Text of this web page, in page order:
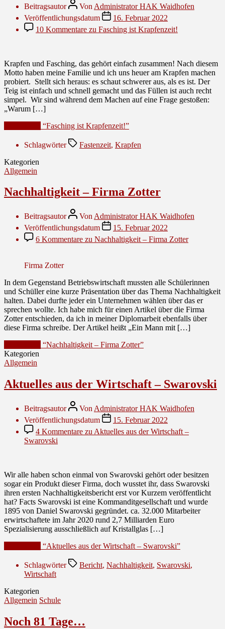
Beitragsautor Von Administrator HAK Waidhofen
Veröffentlichungsdatum
16. Februar 2022
10 Kommentare zu Fasching ist Krapfenzeit!
Krapfen und Fasching, das gehört einfach zusammen! Nach diesem
Motto haben meine Familie und ich uns heuer am Krapfen machen
probiert. Stellt sich heraus: es schaut schwerer aus, als es ist. Der
Teig ist einfach und schnell gemacht und das Füllen ist auch recht
simpel. Wir sind während dem Machen auf eine Frage gestoßen:
„Warum […]
“Fasching ist Krapfenzeit!”
Schlagwörter Fastenzeit, Krapfen
Kategorien
Allgemein
Nachhaltigkeit – Firma Zotter
Beitragsautor Von Administrator HAK Waidhofen
Veröffentlichungsdatum
15. Februar 2022
6 Kommentare zu Nachhaltigkeit – Firma Zotter
Firma Zotter
In dem Gegenstand Betriebswirtschaft mussten alle Schülerinnen
und Schüller eine kurze Präsentation über das Thema Nachhaltigkeit
halten. Dabei durfte jeder ein Unternehmen wählen über das er
sprechen wollte. Ich habe mich für einen Artikel über die Firma
Zotter entschieden, da ich in meiner Diplomarbeit ebenfalls über
diese Firma schreibe. Der Artikel heißt „Ein Mann mit […]
“Nachhaltigkeit – Firma Zotter”
Kategorien
Allgemein
Aktuelles aus der Wirtschaft – Swarovski
Beitragsautor Von Administrator HAK Waidhofen
Veröffentlichungsdatum
15. Februar 2022
4 Kommentare zu Aktuelles aus der Wirtschaft –
Swarovski
Wir alle haben schon einmal von Swarovski gehört oder besitzen
sogar ein Produkt dieser Firma, doch wusstet ihr, dass Swarovski
ihren ersten Nachhaltigkeitsbericht erst vor Kurzem veröffentlicht
hat? Facts Swarovski ist eine Kommanditgesellschaft und wurde
1895 von Daniel Swarovski gegründet. ca. 32.000 Mitarbeiter
erwirtschaftete im Jahr 2020 rund 2,7 Milliarden Euro
Spezialisierung ausschließlich auf Kristallglas […]
“Aktuelles aus der Wirtschaft – Swarovski”
Schlagwörter Bericht, Nachhaltigkeit, Swarovski,
Wirtschaft
Kategorien
Allgemein Schule
Noch 81 Tage…